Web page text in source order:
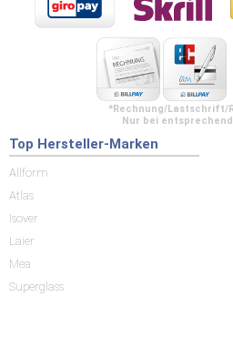
*Rechnung/Lastschrift/
Nur bei
Top Hersteller-Marken
Allform
Atlas
Isover
Laier
Mea
Superglass